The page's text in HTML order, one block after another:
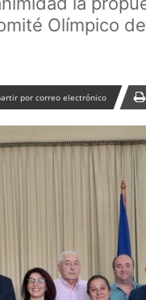
Olímpico
por correo electrónico